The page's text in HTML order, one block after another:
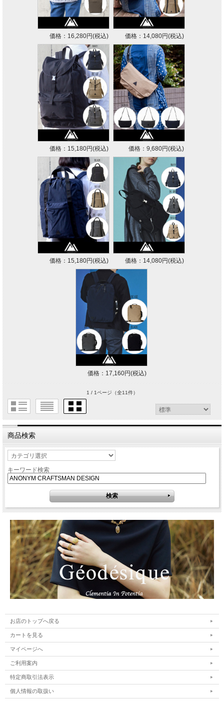
価格：16,280円(税込) 価格：14,080円(税込)
価格：15,180円(税込) 価格：9,680円(税込)
価格：15,180円(税込) 価格：14,080円(税込)
価格：17,160円(税込)
1 / 1ページ（全11件）
商品検索
キーワード検索
お店のトップへ戻る
カートを見る
マイページへ
ご利用案内
特定商取引法表示
個人情報の取扱い